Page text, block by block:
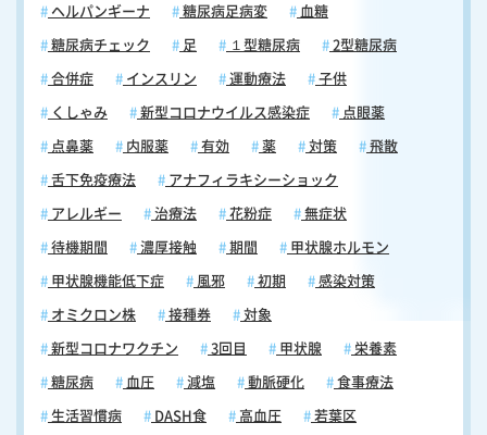
ヘルパンギーナ 糖尿病足病変 血糖
糖尿病チェック 足 １型糖尿病 2型糖尿病
合併症 インスリン 運動療法 子供
くしゃみ 新型コロナウイルス感染症 点眼薬
点鼻薬 内服薬 有効 薬 対策 飛散
舌下免疫療法 アナフィラキシーショック
アレルギー 治療法 花粉症 無症状
待機期間 濃厚接触 期間 甲状腺ホルモン
甲状腺機能低下症 風邪 初期 感染対策
オミクロン株 接種券 対象
新型コロナワクチン 3回目 甲状腺 栄養素
糖尿病 血圧 減塩 動脈硬化 食事療法
生活習慣病 DASH食 高血圧 若葉区